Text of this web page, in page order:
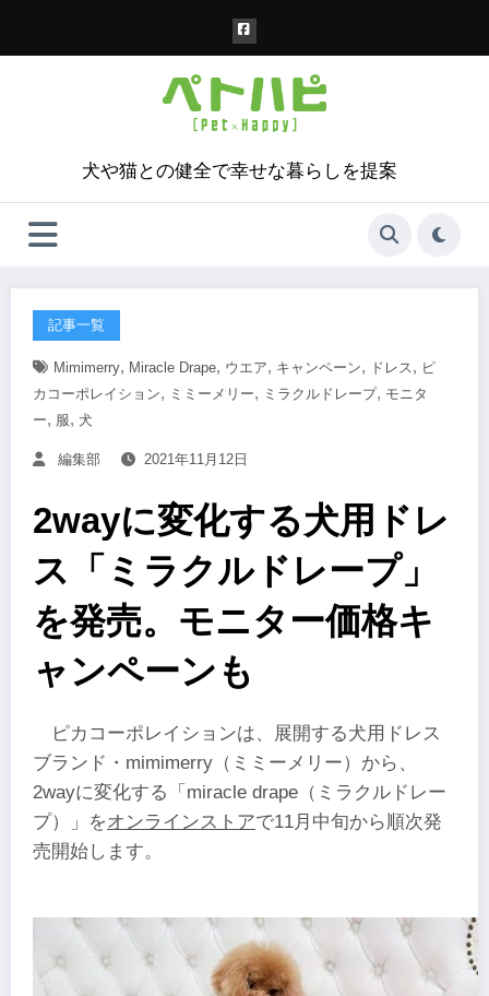
犬や猫との健全で幸せな暮らしを提案
記事一覧
Mimimerry, Miracle Drape, ウエア, キャンペーン, ドレス, ピ
カコーポレイション, ミミーメリー, ミラクルドレープ, モニタ
ー, 服, 犬
編集部 2021年11月12日
2wayに変化する犬用ドレ
ス「ミラクルドレープ」
を発売。モニター価格キ
ャンペーンも
ピカコーポレイションは、展開する犬用ドレス
ブランド・mimimerry（ミミーメリー）から、
2wayに変化する「miracle drape（ミラクルドレー
プ）」をオンラインストアで11月中旬から順次発
売開始します。